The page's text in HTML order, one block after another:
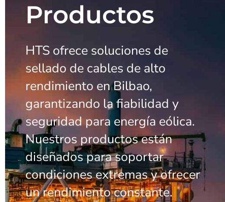
Productos
HTS ofrece soluciones de
sellado de cables de alto
rendimiento en Bilbao,
garantizando la fiabilidad y
seguridad para energía eólica.
Nuestros productos están
diseñados para soportar
condiciones extremas y ofrecer
un rendimiento constante.